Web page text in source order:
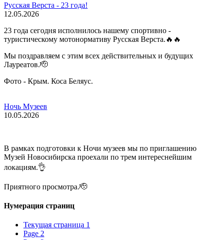
Русская Верста - 23 года!
12.05.2026
23 года сегодня исполнилось нашему спортивно -
туристическому мотонормативу Русская Верста.🔥🔥
Мы поздравляем с этим всех действительных и будущих
Лауреатов.🫡
Фото - Крым. Коса Беляус.
Ночь Музеев
10.05.2026
В рамках подготовки к Ночи музеев мы по приглашению
Музей Новосибирска проехали по трем интереснейшим
локациям.👌
Приятного просмотра.🫡
Нумерация страниц
Текущая страница 1
Page 2